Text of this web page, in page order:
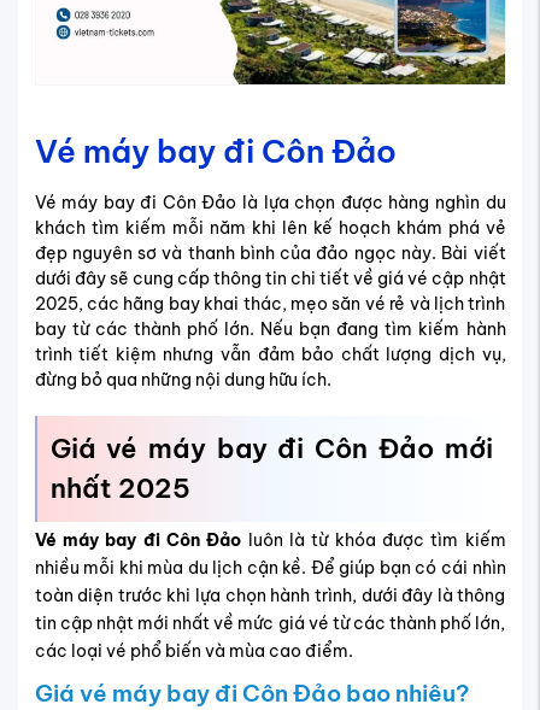
Vé máy bay đi Côn Đảo
Vé máy bay đi Côn Đảo là lựa chọn được hàng nghìn du
khách tìm kiếm mỗi năm khi lên kế hoạch khám phá vẻ
đẹp nguyên sơ và thanh bình của đảo ngọc này. Bài viết
dưới đây sẽ cung cấp thông tin chi tiết về giá vé cập nhật
2025, các hãng bay khai thác, mẹo săn vé rẻ và lịch trình
bay từ các thành phố lớn. Nếu bạn đang tìm kiếm hành
trình tiết kiệm nhưng vẫn đảm bảo chất lượng dịch vụ,
đừng bỏ qua những nội dung hữu ích.
Giá vé máy bay đi Côn Đảo mới
nhất 2025
Vé máy bay đi Côn Đảo luôn là từ khóa được tìm kiếm
nhiều mỗi khi mùa du lịch cận kề. Để giúp bạn có cái nhìn
toàn diện trước khi lựa chọn hành trình, dưới đây là thông
tin cập nhật mới nhất về mức giá vé từ các thành phố lớn,
các loại vé phổ biến và mùa cao điểm.
Giá vé máy bay đi Côn Đảo bao nhiêu?